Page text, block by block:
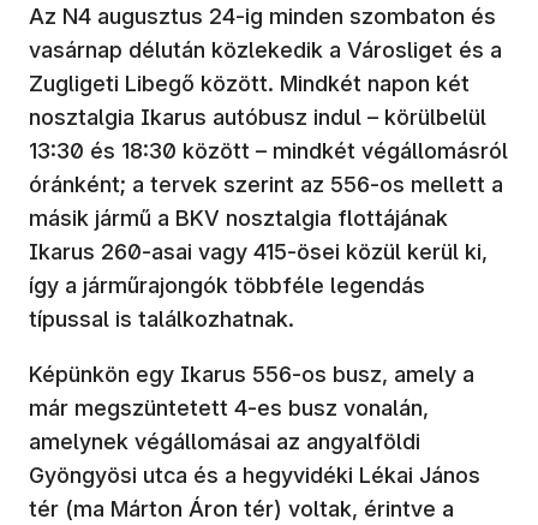
Az N4 augusztus 24-ig minden szombaton és
vasárnap délután közlekedik a Városliget és a
Zugligeti Libegő között. Mindkét napon két
nosztalgia Ikarus autóbusz indul – körülbelül
13:30 és 18:30 között – mindkét végállomásról
óránként; a tervek szerint az 556-os mellett a
másik jármű a BKV nosztalgia flottájának
Ikarus 260-asai vagy 415-ösei közül kerül ki,
így a járműrajongók többféle legendás
típussal is találkozhatnak.
Képünkön egy Ikarus 556-os busz, amely a
már megszüntetett 4-es busz vonalán,
amelynek végállomásai az angyalföldi
Gyöngyösi utca és a hegyvidéki Lékai János
tér (ma Márton Áron tér) voltak, érintve a